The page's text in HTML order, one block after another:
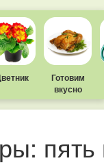
Готовим
вкусно
пять